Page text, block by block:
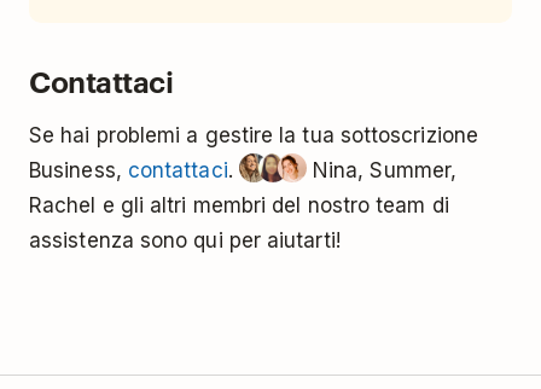
Contattaci
Se hai problemi a gestire la tua sottoscrizione
Business, contattaci.
Nina, Summer,
Rachel e gli altri membri del nostro team di
assistenza sono qui per aiutarti!